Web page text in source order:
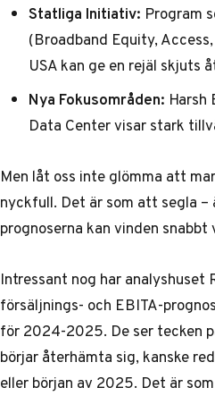
Statliga Initiativ: Program
(Broadband Equity,
USA kan ge en rejäl skjuts
Nya Fokusområden: Harsh
Data Center visar stark
Men låt oss inte glömma att
nyckfull. Det är som att segla –
prognoserna kan vinden snabbt
Intressant nog har analyshuset
försäljnings- och EBITA-
för 2024-2025. De ser tecken
börjar återhämta sig, kanske
eller början av 2025. Det är